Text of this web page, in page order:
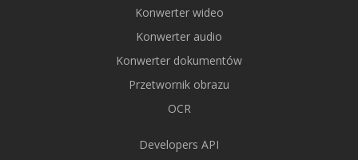
Konwerter wideo
Konwerter audio
Konwerter dokumentów
Przetwornik obrazu
OCR
Developers API